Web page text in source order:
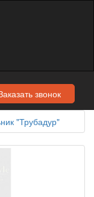
звонок
"Трубадур"